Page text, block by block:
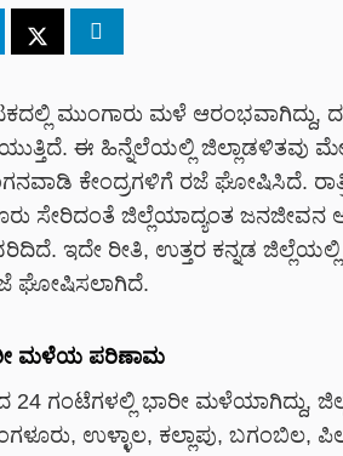
ಮುಂಗಾರು ಮಳೆ ಆರಂಭವಾಗಿದ್ದು,
ಈ ಹಿನ್ನೆಲೆಯಲ್ಲಿ ಜಿಲ್ಲಾಡಳಿತವು ಮೇ
ಕೇಂದ್ರಗಳಿಗೆ ರಜೆ ಘೋಷಿಸಿದೆ.
ಸೇರಿದಂತೆ ಜಿಲ್ಲೆಯಾದ್ಯಂತ ಜನಜೀವನ
ಇದೇ ರೀತಿ, ಉತ್ತರ ಕನ್ನಡ
ಘೋಷಿಸಲಾಗಿದೆ.
ಮಳೆಯ ಪರಿಣಾಮ
24 ಗಂಟೆಗಳಲ್ಲಿ ಭಾರೀ ಮಳೆಯಾಗಿದ್ದು,
ಉಳ್ಳಾಲ, ಕಲ್ಲಾಪು, ಬಗಂಬಿಲ,